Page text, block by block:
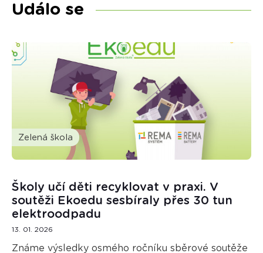
Událo se
Zelená škola
Školy učí děti recyklovat v praxi. V
soutěži Ekoedu sesbíraly přes 30 tun
elektroodpadu
13. 01. 2026
Známe výsledky osmého ročníku sběrové soutěže